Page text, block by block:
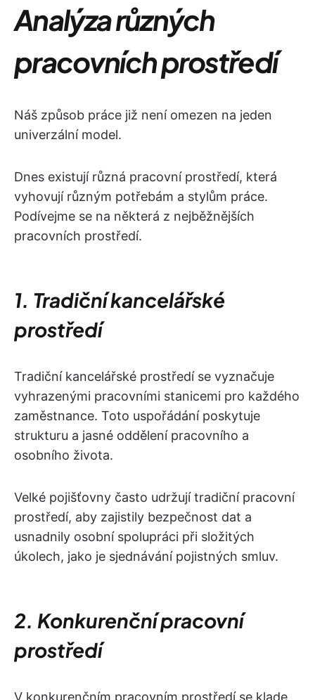
Analýza různých
pracovních prostředí
Náš způsob práce již není omezen na jeden
univerzální model.
Dnes existují různá pracovní prostředí, která
vyhovují různým potřebám a stylům práce.
Podívejme se na některá z nejběžnějších
pracovních prostředí.
1. Tradiční kancelářské
prostředí
Tradiční kancelářské prostředí se vyznačuje
vyhrazenými pracovními stanicemi pro každého
zaměstnance. Toto uspořádání poskytuje
strukturu a jasné oddělení pracovního a
osobního života.
Velké pojišťovny často udržují tradiční pracovní
prostředí, aby zajistily bezpečnost dat a
usnadnily osobní spolupráci při složitých
úkolech, jako je sjednávání pojistných smluv.
2. Konkurenční pracovní
prostředí
V konkurenčním pracovním prostředí se klade